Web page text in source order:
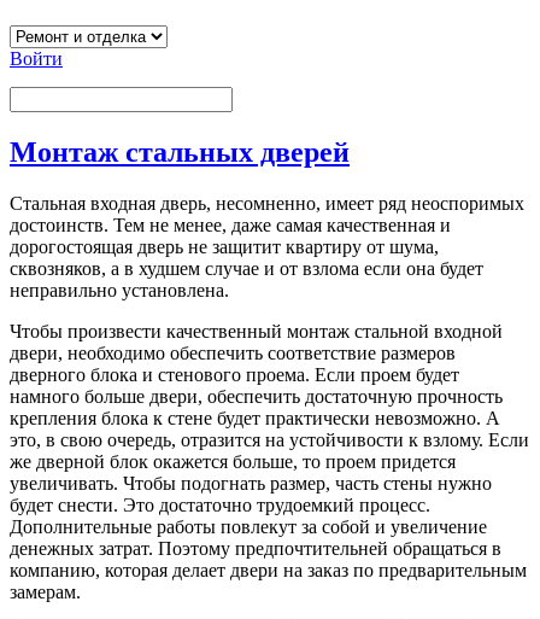
Войти
Монтаж стальных дверей
Стальная входная дверь, несомненно, имеет ряд неоспоримых
достоинств. Тем не менее, даже самая качественная и
дорогостоящая дверь не защитит квартиру от шума,
сквозняков, а в худшем случае и от взлома если она будет
неправильно установлена.
Чтобы произвести качественный монтаж стальной входной
двери, необходимо обеспечить соответствие размеров
дверного блока и стенового проема. Если проем будет
намного больше двери, обеспечить достаточную прочность
крепления блока к стене будет практически невозможно. А
это, в свою очередь, отразится на устойчивости к взлому. Если
же дверной блок окажется больше, то проем придется
увеличивать. Чтобы подогнать размер, часть стены нужно
будет снести. Это достаточно трудоемкий процесс.
Дополнительные работы повлекут за собой и увеличение
денежных затрат. Поэтому предпочтительней обращаться в
компанию, которая делает двери на заказ по предварительным
замерам.